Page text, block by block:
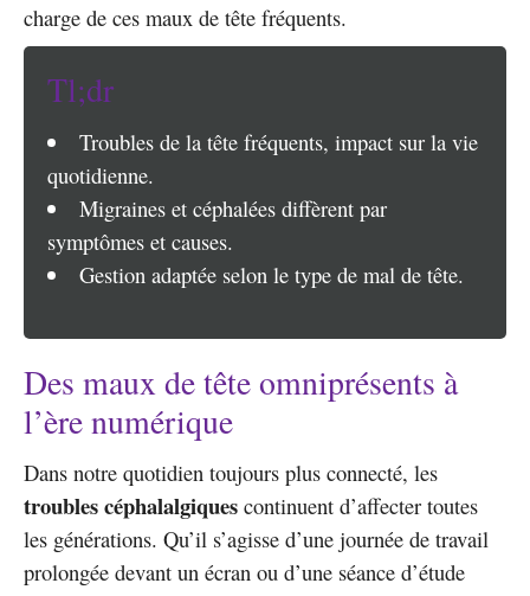
charge de ces maux de tête fréquents.
Tl;dr
Troubles de la tête fréquents, impact sur la vie
quotidienne.
Migraines et céphalées diffèrent par
symptômes et causes.
Gestion adaptée selon le type de mal de tête.
Des maux de tête omniprésents à
l’ère numérique
Dans notre quotidien toujours plus connecté, les
troubles céphalalgiques continuent d’affecter toutes
les générations. Qu’il s’agisse d’une journée de travail
prolongée devant un écran ou d’une séance d’étude